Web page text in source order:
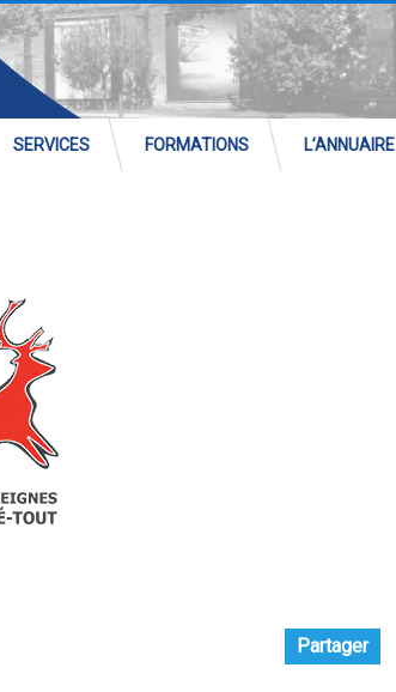
SERVICES FORMATIONS L’ANNUAIRE
Partager